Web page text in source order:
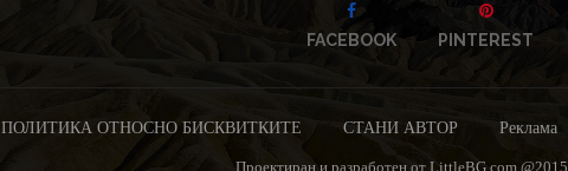
FACEBOOK PINTEREST
ПОЛИТИКА ОТНОСНО БИСКВИТКИТЕ СТАНИ АВТОР Реклама
Проектиран и разработен от LittleBG.com